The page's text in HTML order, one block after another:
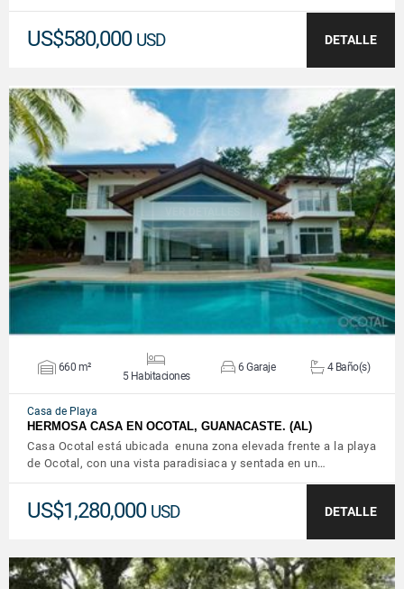
US$580,000 USD DETALLE
660 m²
5 Habitaciones
6 Garaje 4 Baño(s)
Casa de Playa
HERMOSA CASA EN OCOTAL, GUANACASTE. (AL)
Casa Ocotal está ubicada enuna zona elevada frente a la playa
de Ocotal, con una vista paradisiaca y sentada en un…
US$1,280,000 USD DETALLE